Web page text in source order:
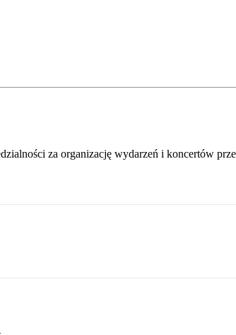
za organizację wydarzeń i koncertów